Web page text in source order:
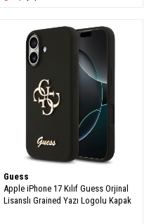
Guess
Apple iPhone 17 Kılıf Guess Orjinal
Lisanslı Grained Yazı Logolu Kapak